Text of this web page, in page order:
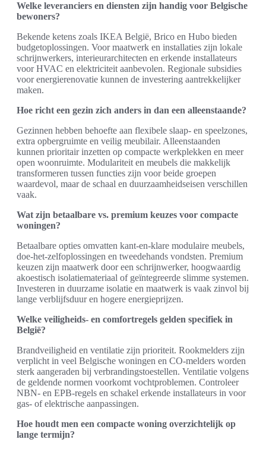
Welke leveranciers en diensten zijn handig voor Belgische
bewoners?
Bekende ketens zoals IKEA België, Brico en Hubo bieden
budgetoplossingen. Voor maatwerk en installaties zijn lokale
schrijnwerkers, interieurarchitecten en erkende installateurs
voor HVAC en elektriciteit aanbevolen. Regionale subsidies
voor energierenovatie kunnen de investering aantrekkelijker
maken.
Hoe richt een gezin zich anders in dan een alleenstaande?
Gezinnen hebben behoefte aan flexibele slaap- en speelzones,
extra opbergruimte en veilig meubilair. Alleenstaanden
kunnen prioritair inzetten op compacte werkplekken en meer
open woonruimte. Modulariteit en meubels die makkelijk
transformeren tussen functies zijn voor beide groepen
waardevol, maar de schaal en duurzaamheidseisen verschillen
vaak.
Wat zijn betaalbare vs. premium keuzes voor compacte
woningen?
Betaalbare opties omvatten kant-en-klare modulaire meubels,
doe-het-zelfoplossingen en tweedehands vondsten. Premium
keuzen zijn maatwerk door een schrijnwerker, hoogwaardig
akoestisch isolatiemateriaal of geïntegreerde slimme systemen.
Investeren in duurzame isolatie en maatwerk is vaak zinvol bij
lange verblijfsduur en hogere energieprijzen.
Welke veiligheids- en comfortregels gelden specifiek in
België?
Brandveiligheid en ventilatie zijn prioriteit. Rookmelders zijn
verplicht in veel Belgische woningen en CO-melders worden
sterk aangeraden bij verbrandingstoestellen. Ventilatie volgens
de geldende normen voorkomt vochtproblemen. Controleer
NBN- en EPB-regels en schakel erkende installateurs in voor
gas- of elektrische aanpassingen.
Hoe houdt men een compacte woning overzichtelijk op
lange termijn?